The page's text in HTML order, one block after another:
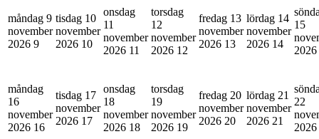
måndag 9
november
2026 9
tisdag 10
november
2026 10
onsdag
11
november
2026 11
torsdag
12
november
2026 12
fredag 13
november
2026 13
lördag 14
november
2026 14
15
2026
måndag
16
november
2026 16
tisdag 17
november
2026 17
onsdag
18
november
2026 18
torsdag
19
november
2026 19
fredag 20
november
2026 20
lördag 21
november
2026 21
22
2026